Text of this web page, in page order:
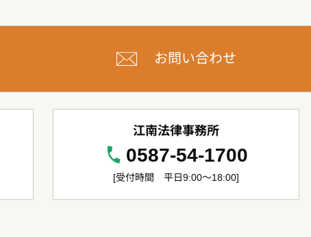
お問い合わせ
江南法律事務所
0587-54-1700
[受付時間 平日9:00～18:00]